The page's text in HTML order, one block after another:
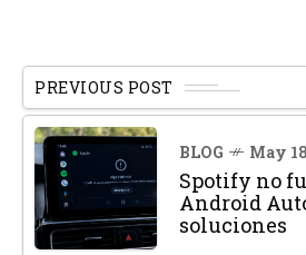
PREVIOUS POST
BLOG May
Spotify no
Android
soluciones